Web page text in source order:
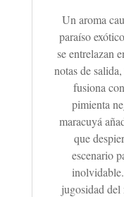
Un aroma
paraíso
se entrelazan
notas de
fusiona
pimienta
maracuyá
que
escenario
jugosidad del